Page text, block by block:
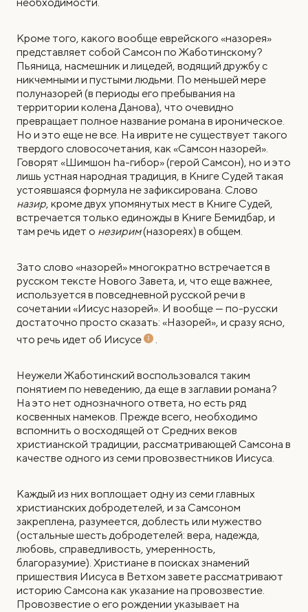
Кроме того, какого вообще еврейского «назорея»
представляет собой Самсон по Жаботинскому?
Пьяница, насмешник и лицедей, водящий дружбу с
никчемными и пустыми людьми. По меньшей мере
полуназорей (в периоды его пребывания на
территории колена Данова), что очевидно
превращает полное название романа в ироническое.
Но и это еще не все. На иврите не существует такого
твердого словосочетания, как «Самсон назорей».
Говорят «Шимшон hа-гибор» (герой Самсон), но и это
лишь устная народная традиция, в Книге Судей такая
устоявшаяся формула не зафиксирована. Слово
назир, кроме двух упомянутых мест в Книге Судей,
встречается только единожды в Книге Бемидбар, и
там речь идет о незирим(назореях) в общем.
Зато слово «назорей» многократно встречается в
русском тексте Нового Завета, и, что еще важнее,
используется в повседневной русской речи в
сочетании «Иисус назорей». И вообще — по-русски
достаточно просто сказать: «Назорей», и сразу ясно,
что речь идет об Иисусе
.
Неужели Жаботинский воспользовался таким
понятием по неведению, да еще в заглавии романа?
На это нет однозначного ответа, но есть ряд
косвенных намеков. Прежде всего, необходимо
вспомнить о восходящей от Средних веков
христианской традиции, рассматривающей Самсона в
качестве одного из семи провозвестников Иисуса.
Каждый из них воплощает одну из семи главных
христианских добродетелей, и за Самсоном
закреплена, разумеется, доблесть или мужество
(остальные шесть добродетелей: вера, надежда,
любовь, справедливость, умеренность,
благоразумие). Христиане в поисках знамений
пришествия Иисуса в Ветхом завете рассматривают
историю Самсона как указание на провозвестие.
Провозвестие о его рождении указывает на